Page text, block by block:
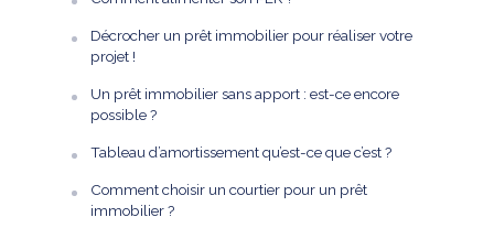
Décrocher un prêt immobilier pour réaliser votre
projet !
Un prêt immobilier sans apport : est-ce encore
possible ?
Tableau d’amortissement qu’est-ce que c’est ?
Comment choisir un courtier pour un prêt
immobilier ?